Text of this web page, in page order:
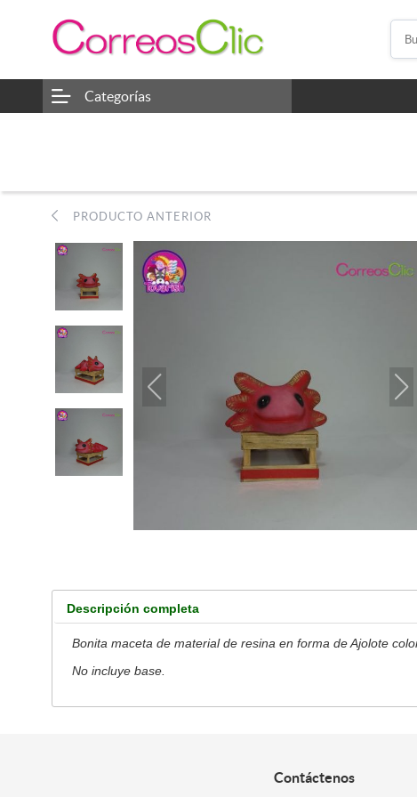
Categorías
PRODUCTO ANTERIOR
Descripción completa
Bonita maceta de material de resina en forma de Ajolote
No incluye base.
Contáctenos